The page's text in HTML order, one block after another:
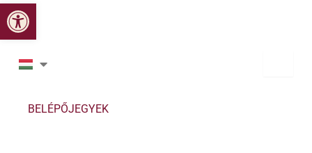
Eszköztár megnyitása
Skip
to
content
BELÉPŐJEGYEK